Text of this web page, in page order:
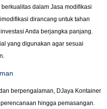
dalam Jasa modifikasi
dirancang untuk tahan
Anda berjangka panjang.
yang digunakan agar sesuai
berpengalaman, DJaya Kontainer
hingga pemasangan.